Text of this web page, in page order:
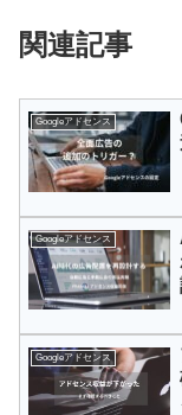
関連記事
Googleアドセンス
Googleアドセンス
Googleアドセンス